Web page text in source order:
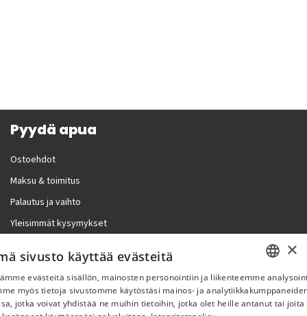
Pyydä apua
Ostoehdot
Maksu & toimitus
Palautus ja vaihto
Yleisimmät kysymykset
Lisää meistä
Yritystiedot
FI
×
sivusto käyttää evästeitä
evästeitä sisällön, mainosten personointiin ja liikenteemme
myös tietoja sivustomme käytöstäsi mainos- ja
jotka voivat yhdistää ne muihin tietoihin, jotka olet heille antanut tai joita